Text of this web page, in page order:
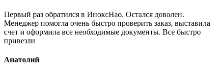
Первый раз обратился в ИноксНао. Остался доволен.
Менеджер помогла очень быстро проверить заказ, выставила
счет и оформила все необходимые документы. Все быстро
привезли
Анатолий